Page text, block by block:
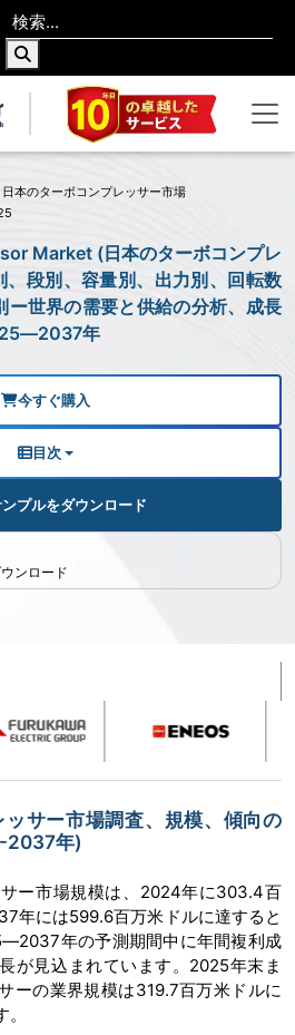
日本のターボコンプレッサー市場
Market (日本のターボコンプレ
段別、容量別、出力別、回転数
ー世界の需要と供給の分析、成長
年
今すぐ購入
目次
プルをダウンロード
ンロード
ッサー市場調査、規模、傾向の
2037年)
ー市場規模は、2024年に303.4百
年には599.6百万米ドルに達すると
年の予測期間中に年間複利成
が見込まれています。2025年末ま
ーの業界規模は319.7百万米ドルに